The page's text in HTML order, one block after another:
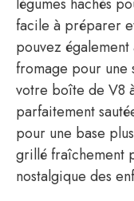
facile à préparer
pouvez
fromage pour une
votre boîte de V8
parfaitement
pour une base
grillé fraîchement
nostalgique des